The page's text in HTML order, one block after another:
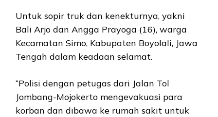
Untuk sopir truk dan kenekturnya, yakni
Bali Arjo dan Angga Prayoga (16), warga
Kecamatan Simo, Kabupaten Boyolali, Jawa
Tengah dalam keadaan selamat.
“Polisi dengan petugas dari Jalan Tol
Jombang-Mojokerto mengevakuasi para
korban dan dibawa ke rumah sakit untuk